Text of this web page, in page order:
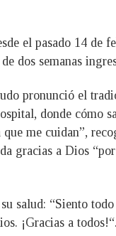
el pasado 14
dos semanas
pronunció el
donde cómo
me cuidan”,
gracias a Dios
salud: “Siento
¡Gracias a todos!“.